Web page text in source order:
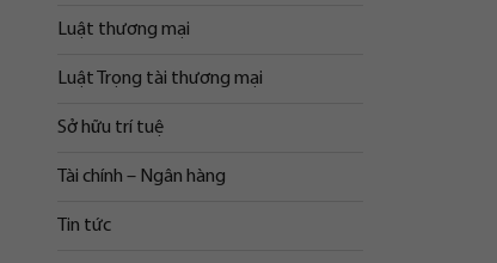
Luật thương mại
Luật Trọng tài thương mại
Sở hữu trí tuệ
Tài chính – Ngân hàng
Tin tức